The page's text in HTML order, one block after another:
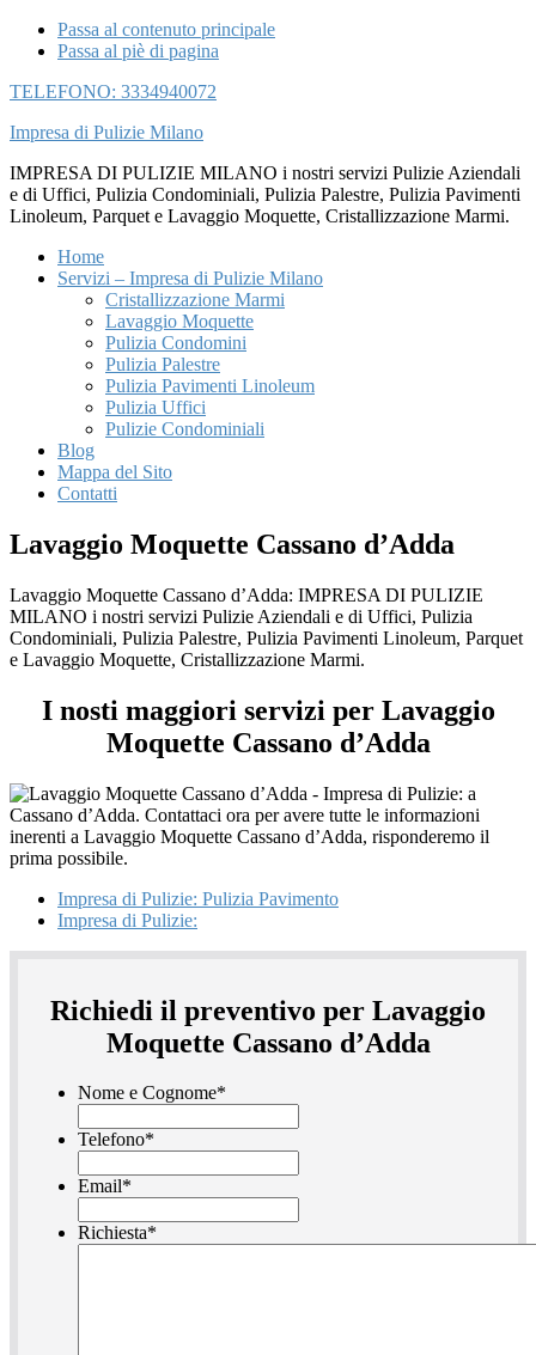
Passa al contenuto principale
Passa al piè di pagina
TELEFONO: 3334940072
Impresa di Pulizie Milano
IMPRESA DI PULIZIE MILANO i nostri servizi Pulizie Aziendali
e di Uffici, Pulizia Condominiali, Pulizia Palestre, Pulizia Pavimenti
Linoleum, Parquet e Lavaggio Moquette, Cristallizzazione Marmi.
Home
Servizi – Impresa di Pulizie Milano
Cristallizzazione Marmi
Lavaggio Moquette
Pulizia Condomini
Pulizia Palestre
Pulizia Pavimenti Linoleum
Pulizia Uffici
Pulizie Condominiali
Blog
Mappa del Sito
Contatti
Lavaggio Moquette Cassano d’Adda
Lavaggio Moquette Cassano d’Adda: IMPRESA DI PULIZIE
MILANO i nostri servizi Pulizie Aziendali e di Uffici, Pulizia
Condominiali, Pulizia Palestre, Pulizia Pavimenti Linoleum, Parquet
e Lavaggio Moquette, Cristallizzazione Marmi.
I nosti maggiori servizi per Lavaggio
Moquette Cassano d’Adda
Impresa di Pulizie: Pulizia Pavimento
Impresa di Pulizie:
Richiedi il preventivo per Lavaggio
Moquette Cassano d’Adda
Nome e Cognome*
Telefono*
Email*
Richiesta*